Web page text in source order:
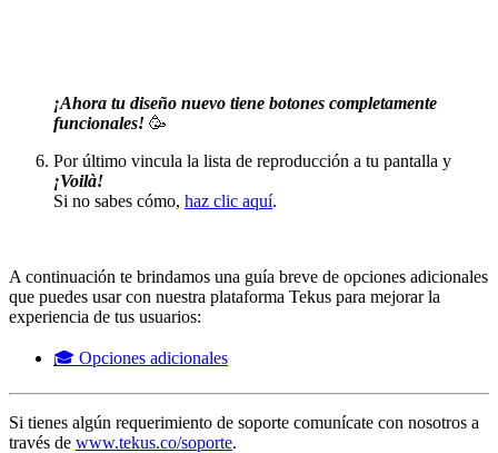
¡Ahora tu diseño nuevo tiene botones completamente
funcionales! 🥳
Por último vincula la lista de reproducción a tu pantalla y
¡Voilà!
Si no sabes cómo, haz clic aquí.
A continuación te brindamos una guía breve de opciones adicionales
que puedes usar con nuestra plataforma Tekus para mejorar la
experiencia de tus usuarios:
🎓 Opciones adicionales
Si tienes algún requerimiento de soporte comunícate con nosotros a
través de www.tekus.co/soporte.